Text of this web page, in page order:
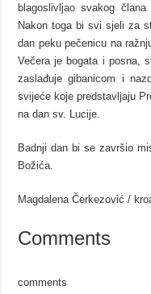
blagoslivljao svakog
Nakon toga bi svi sjeli za
dan peku pečenicu na
Večera je bogata i posna,
zaslađuje gibanicom i
svijeće koje predstavljaju
na dan sv. Lucije.
Badnji dan bi se završio
Božića.
Magdalena Čerkezović /
Comments
comments